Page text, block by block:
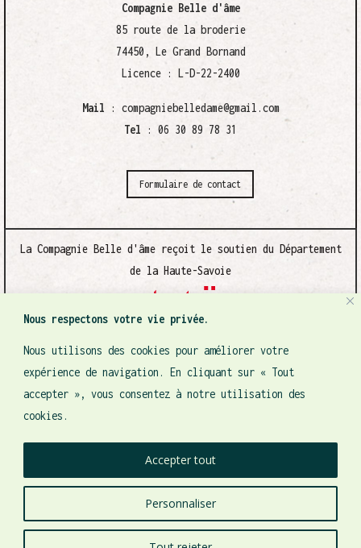
Nous respectons votre vie privée.
Nous utilisons des cookies pour améliorer votre
expérience de navigation. En cliquant sur « Tout
accepter », vous consentez à notre utilisation des
cookies.
Personnaliser
Accepter tout
Compagnie Belle d'âme
85 route de la broderie
74450, Le Grand Bornand
Licence : L-D-22-2400
Mail : compagniebelledame@gmail.com
Tel : 06 30 89 78 31
Formulaire de contact
La Compagnie Belle d'âme reçoit le soutien du Département
de la Haute-Savoie